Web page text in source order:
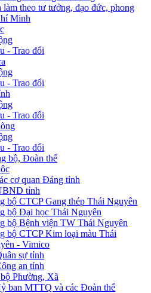
làm theo tư tưởng, đạo đức, phong
Minh
- Trao đổi
- Trao đổi
- Trao đổi
- Trao đổi
bộ, Đoàn thể
cơ quan Đảng tỉnh
tỉnh
bộ CTCP Gang thép Thái Nguyên
bộ Đại học Thái Nguyên
bộ Bệnh viện TW Thái Nguyên
bộ CTCP Kim loại màu Thái
- Vimico
sự tỉnh
an tỉnh
Phường, Xã
ban MTTQ và các Đoàn thể